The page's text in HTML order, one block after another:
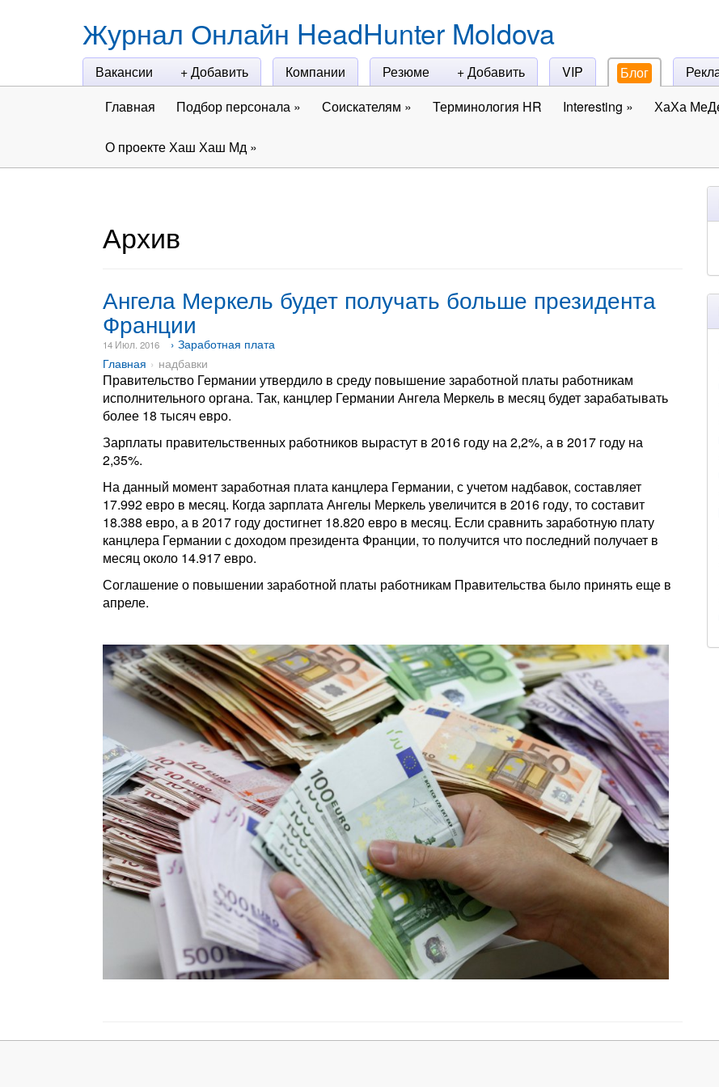
Журнал Онлайн HeadHunter Moldova
Вакансии + Добавить Компании Резюме + Добавить VIP Блог
Главная
Подбор персонала » Соискателям » Терминология HR Interesting » ХаХа
О проекте Хаш Хаш Мд »
Архив
Ангела Меркель будет получать больше президента
Франции
14 Июл. 2016
› Заработная плата
Главная
надбавки
Правительство Германии утвердило в среду повышение заработной платы работникам
исполнительного органа. Так, канцлер Германии Ангела Меркель в месяц будет зарабатывать
более 18 тысяч евро.
Зарплаты правительственных работников вырастут в 2016 году на 2,2%, а в 2017 году на
2,35%.
На данный момент заработная плата канцлера Германии, с учетом надбавок, составляет
17.992 евро в месяц. Когда зарплата Ангелы Меркель увеличится в 2016 году, то составит
18.388 евро, а в 2017 году достигнет 18.820 евро в месяц. Если сравнить заработную плату
канцлера Германии с доходом президента Франции, то получится что последний получает в
месяц около 14.917 евро.
Соглашение о повышении заработной платы работникам Правительства было принять еще в
апреле.